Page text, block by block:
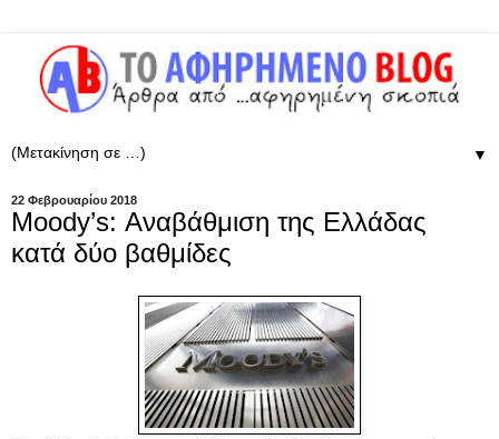
▼
22 Φεβρουαρίου 2018
Moody’s: Αναβάθμιση της Ελλάδας
κατά δύο βαθμίδες